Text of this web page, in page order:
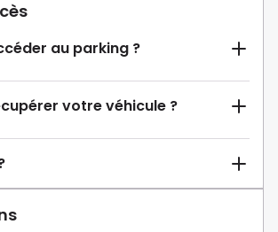
au parking ?
votre véhicule ?